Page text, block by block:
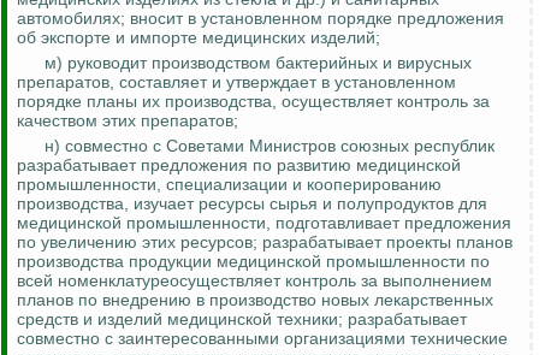
автомобилях; вносит в установленном порядке предложения
об экспорте и импорте медицинских изделий;
м) руководит производством бактерийных и вирусных
препаратов, составляет и утверждает в установленном
порядке планы их производства, осуществляет контроль за
качеством этих препаратов;
н) совместно с Советами Министров союзных республик
разрабатывает предложения по развитию медицинской
промышленности, специализации и кооперированию
производства, изучает ресурсы сырья и полупродуктов для
медицинской промышленности, подготавливает предложения
по увеличению этих ресурсов; разрабатывает проекты планов
производства продукции медицинской промышленности по
всей номенклатуреосуществляет контроль за выполнением
планов по внедрению в производство новых лекарственных
средств и изделий медицинской техники; разрабатывает
совместно с заинтересованными организациями технические